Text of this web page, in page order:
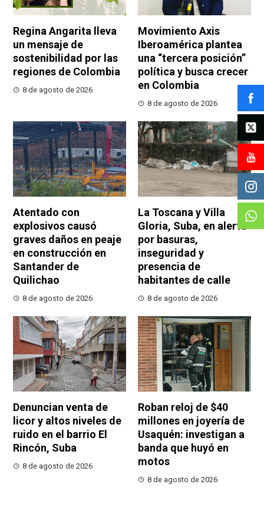
Regina Angarita lleva
un mensaje de
sostenibilidad por las
regiones de Colombia
8 de agosto de 2026
Movimiento Axis
Iberoamérica plantea
una “tercera posición”
política y busca crecer
en Colombia
8 de agosto de 2026
Atentado con
explosivos causó
graves daños en peaje
en construcción en
Santander de
Quilichao
8 de agosto de 2026
La Toscana y Villa
Gloria, Suba, en alerta
por basuras,
inseguridad y
presencia de
habitantes de calle
8 de agosto de 2026
Denuncian venta de
licor y altos niveles de
ruido en el barrio El
Rincón, Suba
8 de agosto de 2026
Roban reloj de $40
millones en joyería de
Usaquén: investigan a
banda que huyó en
motos
8 de agosto de 2026